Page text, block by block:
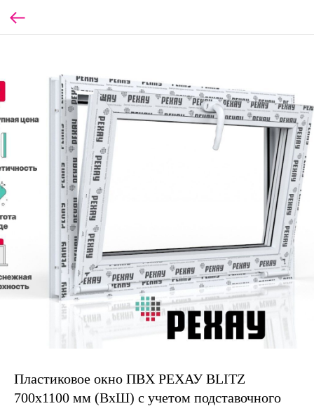
Пластиковое окно ПВХ РЕХАУ BLITZ
700x1100 мм (ВхШ) с учетом подставочного